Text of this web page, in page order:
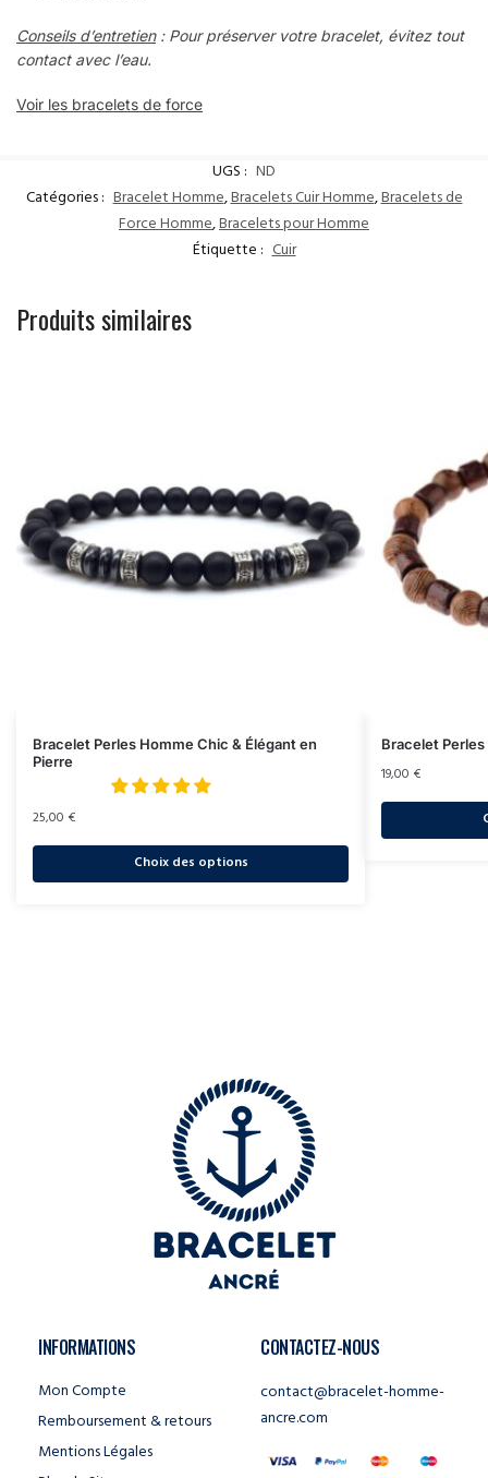
Conseils d’entretien: Pour préserver votre bracelet, évitez tout
contact avec l’eau.
Voir les bracelets de force
UGS : ND
Catégories : Bracelet Homme,Bracelets Cuir Homme,Bracelets de
Force Homme,Bracelets pour Homme
Étiquette : Cuir
Produits similaires
Bracelet Perles Homme Chic & Élégant en
Pierre
25,00 €
Choix des options
Bracelet
19,00 €
INFORMATIONS
Mon Compte
Remboursement & retours
Mentions Légales
CONTACTEZ-NOUS
contact@bracelet-homme-
ancre.com